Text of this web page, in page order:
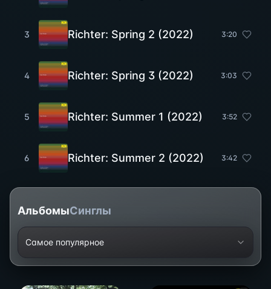
3 Richter: Spring 2 (2022) 3:20
4 Richter: Spring 3 (2022) 3:03
5 Richter: Summer 1 (2022) 3:52
6 Richter: Summer 2 (2022) 3:42
АльбомыСинглы
Самое популярное